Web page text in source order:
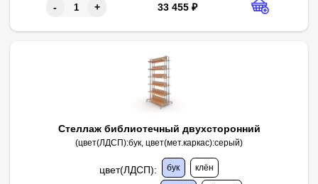
- + 33 455 ₽
Стеллаж библиотечный двухсторонний
(цвет(ЛДСП):бук, цвет(мет.каркас):серый)
цвет(ЛДСП): бук клён